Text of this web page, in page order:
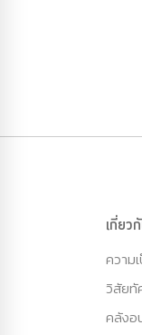
เกี่ย
ความ
วิสัย
คลังอ